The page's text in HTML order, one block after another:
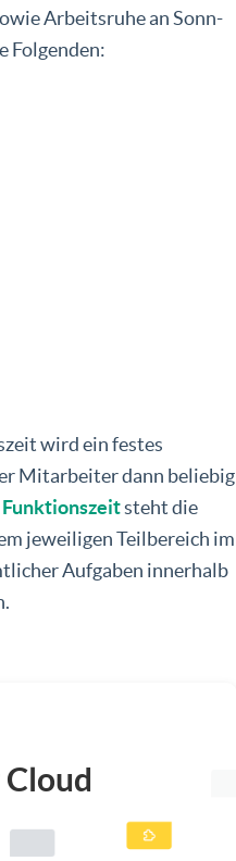
Arbeitsruhe an Sonn-
Folgenden:
wird ein festes
Mitarbeiter dann beliebig
Funktionszeitsteht die
jeweiligen Teilbereich im
Aufgaben innerhalb